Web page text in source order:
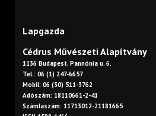
Lapgazda
Cédrus Művészeti Alapítvány
1136 Budapest, Pannónia u. 6.
Tel.: 06 (1) 247-6657
Mobil: 06 (30) 511-3762
Adószám: 18110661-2-41
Számlaszám: 11713012-21181665